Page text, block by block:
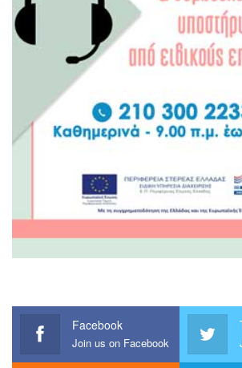
Facebook
Join us on Facebook